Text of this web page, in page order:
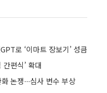
로 ‘이마트 장보기’ 성큼
편식’ 확대
논쟁∙∙∙심사 변수 부상